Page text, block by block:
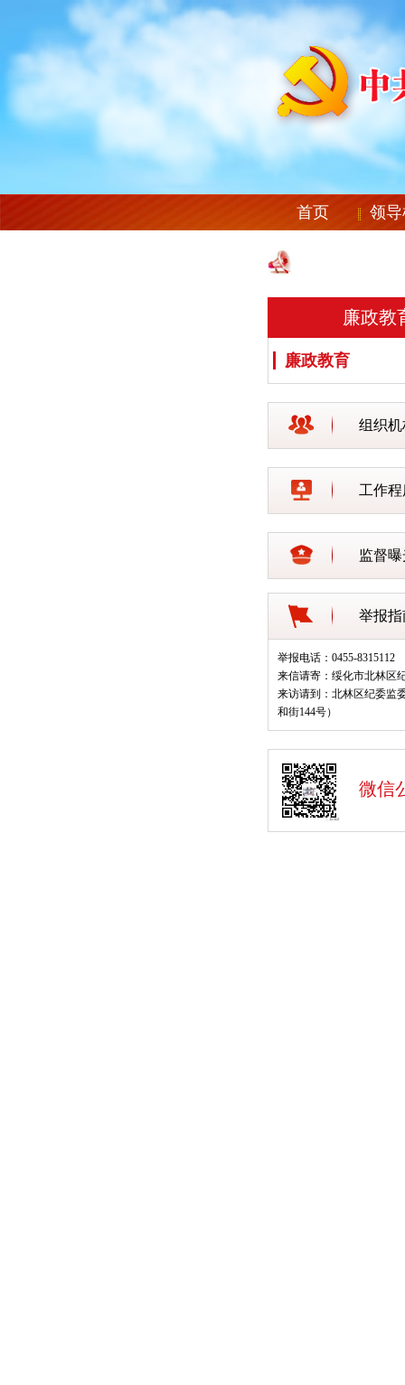
首页 领
廉政教
廉政教育
组织机
工作
监督
举报指
举报电话：0455-8315112
来信请寄：绥化市北林区
来访请到：北林区纪委监
和街144号）
微信